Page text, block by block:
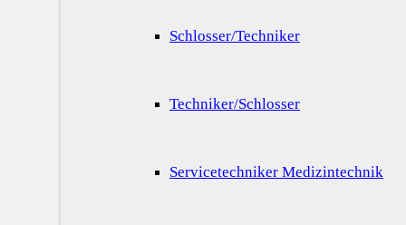
Schlosser/Techniker
Techniker/Schlosser
Servicetechniker Medizintechnik